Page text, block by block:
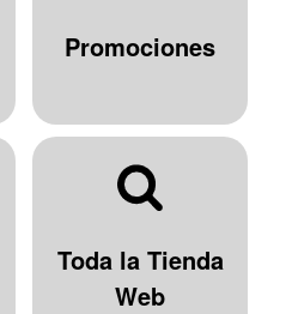
Promociones
Toda la Tienda
Web